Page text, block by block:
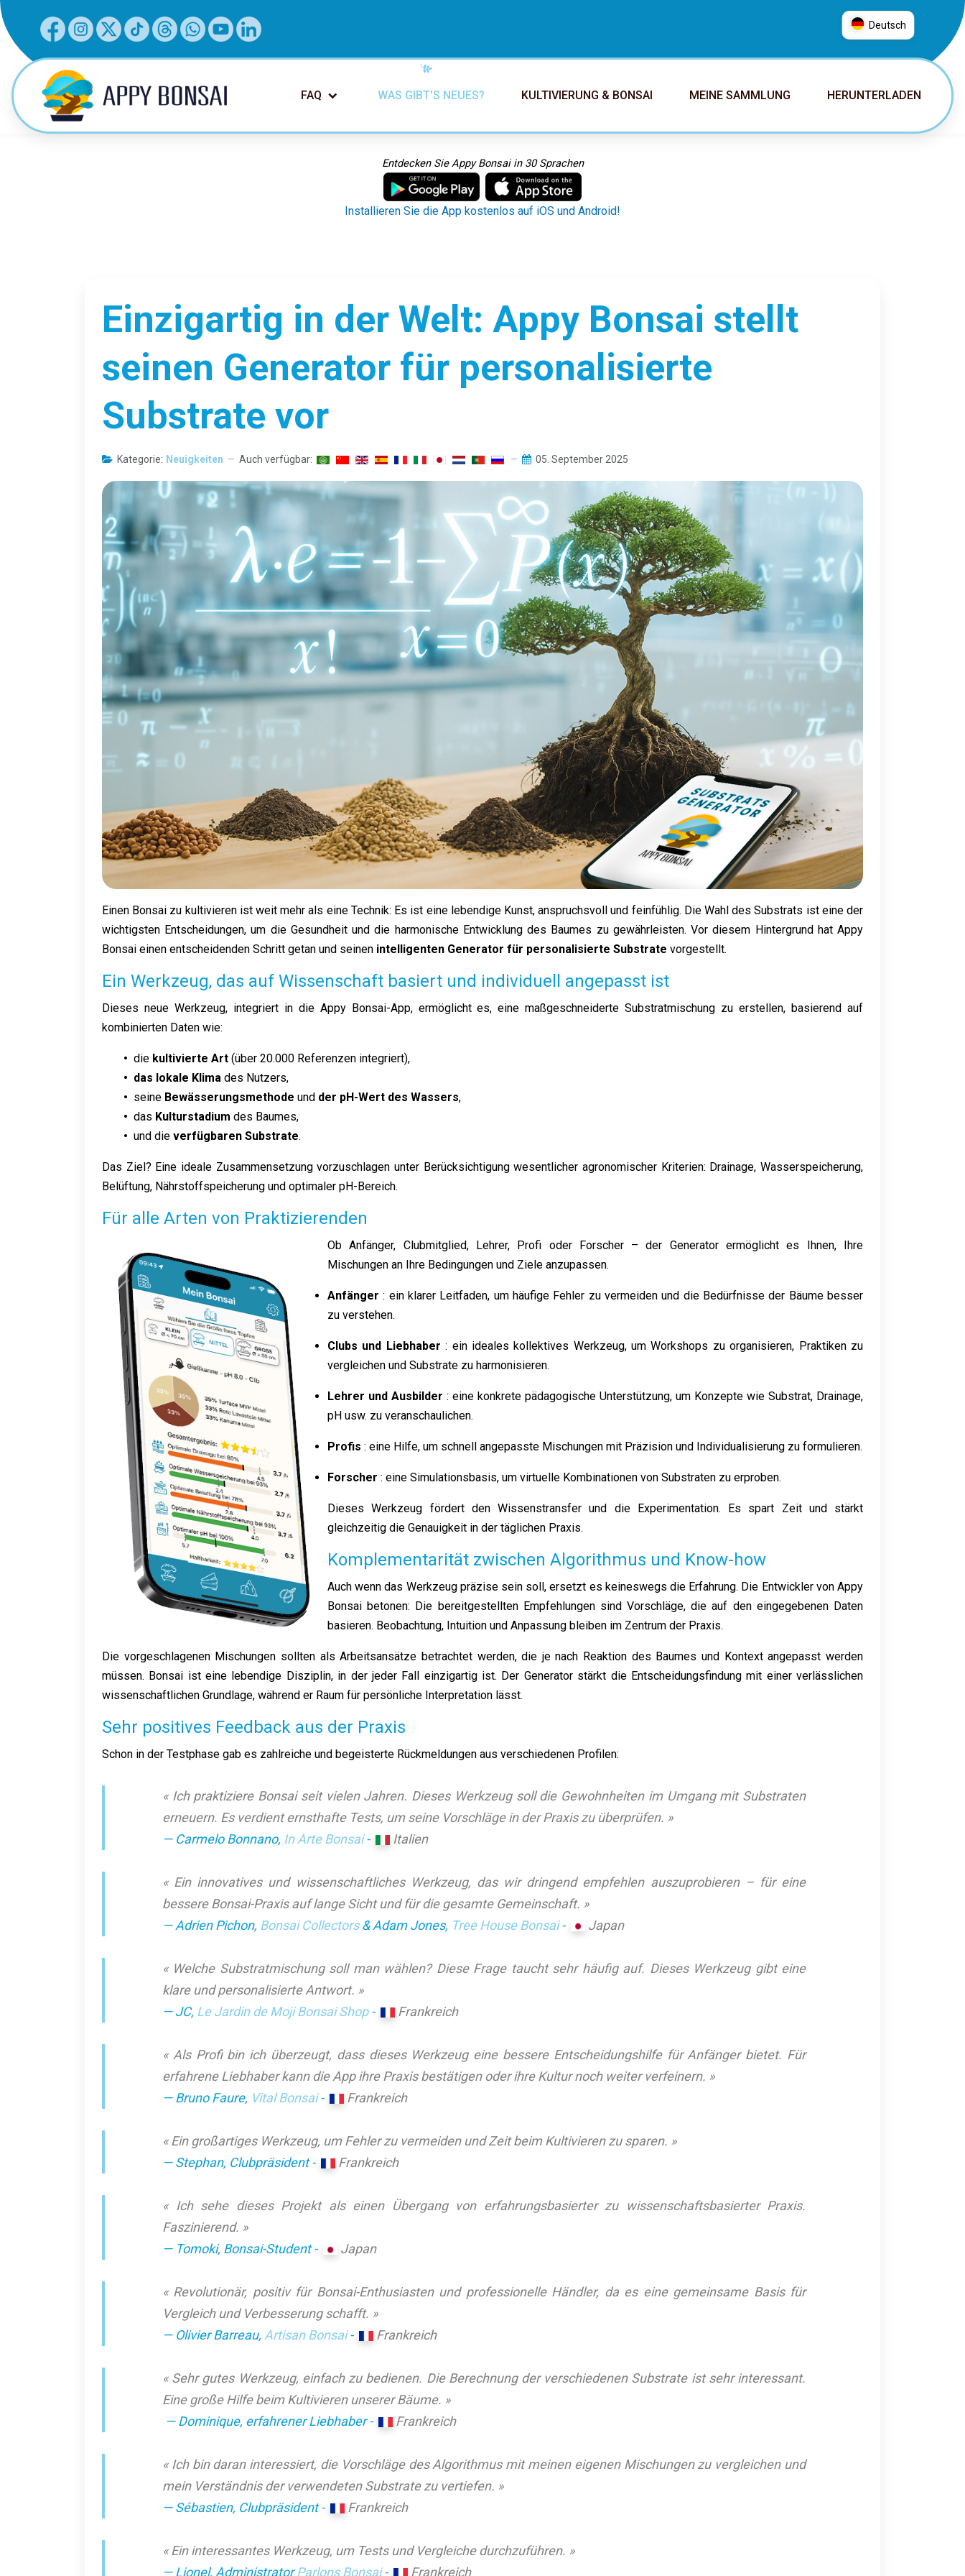
Deutsch
Deutsch
FAQ WAS GIBT'S NEUES? KULTIVIERUNG & BONSAI MEINE SAMMLUNG HERUNTERLADEN
Entdecken Sie Appy Bonsai in 30 Sprachen
Installieren Sie die App kostenlos auf iOS und Android!
Einzigartig in der Welt: Appy Bonsai stellt
seinen Generator für personalisierte
Substrate vor
Kategorie: Neuigkeiten Auch verfügbar: 05. September 2025
Einen Bonsai zu kultivieren ist weit mehr als eine Technik: Es ist eine lebendige Kunst, anspruchsvoll und feinfühlig. Die Wahl des Substrats ist eine der
wichtigsten Entscheidungen, um die Gesundheit und die harmonische Entwicklung des Baumes zu gewährleisten. Vor diesem Hintergrund hat Appy
Bonsai einen entscheidenden Schritt getan und seinen intelligenten Generator für personalisierte Substrate vorgestellt.
Ein Werkzeug, das auf Wissenschaft basiert und individuell angepasst ist
Dieses neue Werkzeug, integriert in die Appy Bonsai-App, ermöglicht es, eine maßgeschneiderte Substratmischung zu erstellen, basierend auf
kombinierten Daten wie:
• die kultivierte Art (über 20.000 Referenzen integriert),
• das lokale Klima des Nutzers,
• seine Bewässerungsmethode und der pH-Wert des Wassers,
• das Kulturstadium des Baumes,
• und die verfügbaren Substrate.
Das Ziel? Eine ideale Zusammensetzung vorzuschlagen unter Berücksichtigung wesentlicher agronomischer Kriterien: Drainage, Wasserspeicherung,
Belüftung, Nährstoffspeicherung und optimaler pH-Bereich.
Für alle Arten von Praktizierenden
Ob Anfänger, Clubmitglied, Lehrer, Profi oder Forscher – der Generator ermöglicht es Ihnen, Ihre
Mischungen an Ihre Bedingungen und Ziele anzupassen.
Anfänger : ein klarer Leitfaden, um häufige Fehler zu vermeiden und die Bedürfnisse der Bäume besser
zu verstehen.
Clubs und Liebhaber : ein ideales kollektives Werkzeug, um Workshops zu organisieren, Praktiken zu
vergleichen und Substrate zu harmonisieren.
Lehrer und Ausbilder : eine konkrete pädagogische Unterstützung, um Konzepte wie Substrat, Drainage,
pH usw. zu veranschaulichen.
Profis : eine Hilfe, um schnell angepasste Mischungen mit Präzision und Individualisierung zu formulieren.
Forscher : eine Simulationsbasis, um virtuelle Kombinationen von Substraten zu erproben.
Dieses Werkzeug fördert den Wissenstransfer und die Experimentation. Es spart Zeit und stärkt
gleichzeitig die Genauigkeit in der täglichen Praxis.
Komplementarität zwischen Algorithmus und Know-how
Auch wenn das Werkzeug präzise sein soll, ersetzt es keineswegs die Erfahrung. Die Entwickler von Appy
Bonsai betonen: Die bereitgestellten Empfehlungen sind Vorschläge, die auf den eingegebenen Daten
basieren. Beobachtung, Intuition und Anpassung bleiben im Zentrum der Praxis.
Die vorgeschlagenen Mischungen sollten als Arbeitsansätze betrachtet werden, die je nach Reaktion des Baumes und Kontext angepasst werden
müssen. Bonsai ist eine lebendige Disziplin, in der jeder Fall einzigartig ist. Der Generator stärkt die Entscheidungsfindung mit einer verlässlichen
wissenschaftlichen Grundlage, während er Raum für persönliche Interpretation lässt.
Sehr positives Feedback aus der Praxis
Schon in der Testphase gab es zahlreiche und begeisterte Rückmeldungen aus verschiedenen Profilen:
« Ich praktiziere Bonsai seit vielen Jahren. Dieses Werkzeug soll die Gewohnheiten im Umgang mit Substraten
erneuern. Es verdient ernsthafte Tests, um seine Vorschläge in der Praxis zu überprüfen. »
— Carmelo Bonnano, In Arte Bonsai- Italien
« Ein innovatives und wissenschaftliches Werkzeug, das wir dringend empfehlen auszuprobieren – für eine
bessere Bonsai-Praxis auf lange Sicht und für die gesamte Gemeinschaft. »
— Adrien Pichon, Bonsai Collectors& Adam Jones, Tree House Bonsai- Japan
« Welche Substratmischung soll man wählen? Diese Frage taucht sehr häufig auf. Dieses Werkzeug gibt eine
klare und personalisierte Antwort. »
— JC, Le Jardin de Moji Bonsai Shop- Frankreich
« Als Profi bin ich überzeugt, dass dieses Werkzeug eine bessere Entscheidungshilfe für Anfänger bietet. Für
erfahrene Liebhaber kann die App ihre Praxis bestätigen oder ihre Kultur noch weiter verfeinern. »
— Bruno Faure, Vital Bonsai- Frankreich
« Ein großartiges Werkzeug, um Fehler zu vermeiden und Zeit beim Kultivieren zu sparen. »
— Stephan, Clubpräsident -
Frankreich
« Ich sehe dieses Projekt als einen Übergang von erfahrungsbasierter zu wissenschaftsbasierter Praxis.
Faszinierend. »
— Tomoki, Bonsai-Student -
Japan
« Revolutionär, positiv für Bonsai-Enthusiasten und professionelle Händler, da es eine gemeinsame Basis für
Vergleich und Verbesserung schafft. »
— Olivier Barreau, Artisan Bonsai- Frankreich
« Sehr gutes Werkzeug, einfach zu bedienen. Die Berechnung der verschiedenen Substrate ist sehr interessant.
Eine große Hilfe beim Kultivieren unserer Bäume. »
— Dominique, erfahrener Liebhaber -
Frankreich
« Ich bin daran interessiert, die Vorschläge des Algorithmus mit meinen eigenen Mischungen zu vergleichen und
mein Verständnis der verwendeten Substrate zu vertiefen. »
— Sébastien, Clubpräsident -
Frankreich
« Ein interessantes Werkzeug, um Tests und Vergleiche durchzuführen. »
— Lionel, AdministratorParlons Bonsai- Frankreich